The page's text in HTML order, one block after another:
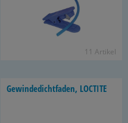
11 Ar­ti­kel
Ge­win­de­dicht­fa­den, LOC­TI­TE